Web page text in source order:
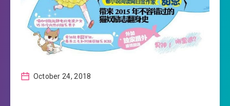
October 24, 2018